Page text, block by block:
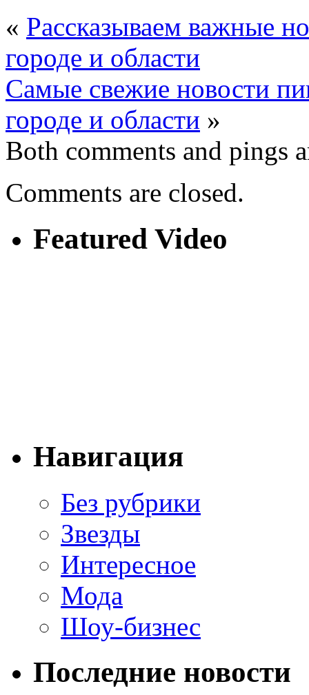
« Рассказываем важные
городе и области
Самые свежие новости
городе и области »
Both comments and pings
Comments are closed.
Featured Video
Навигация
Без рубрики
Звезды
Интересное
Мода
Шоу-бизнес
Последние новости